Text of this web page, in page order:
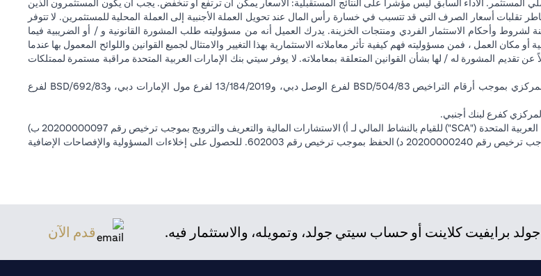
المستثمر. الأداء السابق ليس مؤشرا على النتائج المستقبلية: الأسعار يمكن أن ترتفع أو تنخفض. يجب أن يكون المستثمرون الذين
تقلبات أسعار الصرف التي قد تتسبب في خسارة رأس المال عند تحويل العملة الأجنبية إلى العملة المحلية للمستثمرين. لا تتوفر
لشروط وأحكام الاستثمار الفردي ومنتجات الخزينة. يدرك العميل أنه من مسؤوليته طلب المشورة القانونية و / أو الضريبية فيما
أو مكان العمل ، فمن مسؤوليته فهم كيفية تأثر معاملاته الاستثمارية بهذا التغيير والامتثال لجميع القوانين واللوائح المعمول بها عندما
المشورة له / لها بشأن القوانين المتعلقة بمعاملاته. لا يوفر سيتي بنك الإمارات العربية المتحدة مراقبة مستمرة لممتلكات
سيتي بنك إن إيه - الإمارات العربية المتحدة مسجل لدى مصرف الإمارات العربية المتحدة المركزي بموجب أرقام التراخيص BSD/504/83 لفرع الوصل دبي، و13/184/2019 لفرع مول الإمارات دبي، وBSD/692/83 لفرع
كفرع لبنك أجنبي.
سيتي بنك إن إيه الإمارات العربية المتحدة مرخص من هيئة الأوراق المالية والسلع في الإمارات العربية المتحدة ("SCA") للقيام بالنشاط المالي لـ أ) الاستشارات المالية والتعريف والترويج بموجب ترخيص رقم 20200000097 ب)
وسيط تداول في الأسواق الدولية بموجب ترخيص رقم 20200000198 ج) إدارة المحافظ بموجب ترخيص رقم 20200000240 د) الحفظ بموجب ترخيص رقم 602003. للحصول على إخلاءات المسؤولية والإفصاحات الإضافية
كلاينت أو حساب سيتي جولد، وتمويله، والاستثمار فيه. قدم الآن